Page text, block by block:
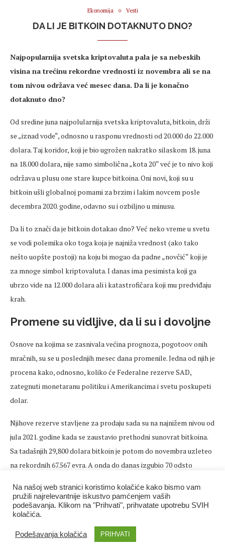
Ekonomija Vesti
DA LI JE BITKOIN DOTAKNUTO DNO?
Najpopularnija svetska kriptovaluta pala je sa nebeskih
visina na trećinu rekordne vrednosti iz novembra ali se na
tom nivou održava već mesec dana. Da li je konačno
dotaknuto dno?
Od sredine juna najpolularnija svetska kriptovaluta, bitkoin, drži
se „iznad vode“, odnosno u rasponu vrednosti od 20.000 do 22.000
dolara. Taj koridor, koji je bio ugrožen nakratko silaskom 18. juna
na 18.000 dolara, nije samo simbolična „kota 20“ već je to nivo koji
održava u plusu one stare kupce bitkoina. Oni novi, koji su u
bitkoin ušli globalnoj pomami za brzim i lakim novcem posle
decembra 2020. godine, odavno su i ozbiljno u minusu.
Da li to znači da je bitkoin dotakao dno? Već neko vreme u svetu
se vodi polemika oko toga koja je najniža vrednost (ako tako
nešto uopšte postoji) na koju bi mogao da padne „novčić“ koji je
za mnoge simbol kriptovaluta. I danas ima pesimista koji ga
ubrzo vide na 12.000 dolara ali i katastrofičara koji mu predviđaju
krah.
Promene su vidljive, da li su i dovoljne
Osnove na kojima se zasnivala većina prognoza, pogotoov onih
mračnih, su se u poslednjih mesec dana promenile. Jedna od njih je
procena kako, odnosno, koliko će Federalne rezerve SAD,
zategnuti monetaranu politiku i Amerikancima i svetu poskupeti
dolar.
Njihove rezerve stavljene za prodaju sada su na najnižem nivou od
jula 2021. godine kada se zaustavio prethodni sunovrat bitkoina.
Sa tadašnjih 29,800 dolara bitkoin je potom do novembra uzleteo
na rekordnih 67.567 evra. A onda do danas izgubio 70 odsto
kriptotržišta.
– Ja mislim da je inflacija pod kontrolom, i da je ekonomija pod
kontolom, i da nema naznaka opasne recesije. To će stabilizovati i
kriptotržište – kaže CK Ženg, suosnivač hedž fonda okrenutog
Na našoj web stranici koristimo kolačiće kako bismo vam
pružili najrelevantnije iskustvo pamćenjem vaših
podešavanja. Klikom na "Prihvati", prihvatate upotrebu SVIH
kolačića.
Podešavanja kolačića PRIHVATI